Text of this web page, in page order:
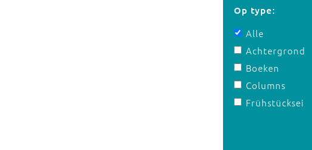
Op type:
Alle
Achtergrond
Boeken
Columns
Frühstücksei